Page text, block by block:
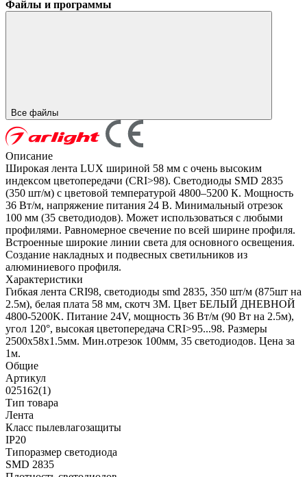
Файлы и программы
Все файлы
Описание
Широкая лента LUX шириной 58 мм с очень высоким
индексом цветопередачи (CRI>98). Светодиоды SMD 2835
(350 шт/м) с цветовой температурой 4800–5200 К. Мощность
36 Вт/м, напряжение питания 24 В. Минимальный отрезок
100 мм (35 светодиодов). Может использоваться с любыми
профилями. Равномерное свечение по всей ширине профиля.
Встроенные широкие линии света для основного освещения.
Создание накладных и подвесных светильников из
алюминиевого профиля.
Характеристики
Гибкая лента CRI98, светодиоды smd 2835, 350 шт/м (875шт на
2.5м), белая плата 58 мм, скотч 3М. Цвет БЕЛЫЙ ДНЕВНОЙ
4800-5200K. Питание 24V, мощность 36 Вт/м (90 Вт на 2.5м),
угол 120°, высокая цветопередача CRI>95...98. Размеры
2500х58x1.5мм. Мин.отрезок 100мм, 35 светодиодов. Цена за
1м.
Общие
Артикул
025162(1)
Тип товара
Лента
Класс пылевлагозащиты
IP20
Типоразмер светодиода
SMD 2835